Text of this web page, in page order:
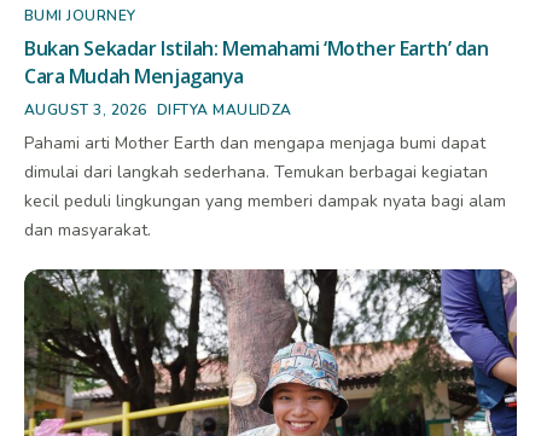
BUMI JOURNEY
Bukan Sekadar Istilah: Memahami ‘Mother Earth’ dan
Cara Mudah Menjaganya
AUGUST 3, 2026 DIFTYA MAULIDZA
Pahami arti Mother Earth dan mengapa menjaga bumi dapat
dimulai dari langkah sederhana. Temukan berbagai kegiatan
kecil peduli lingkungan yang memberi dampak nyata bagi alam
dan masyarakat.